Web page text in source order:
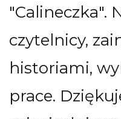
"Calineczka".
czytelnicy,
historiami,
prace.